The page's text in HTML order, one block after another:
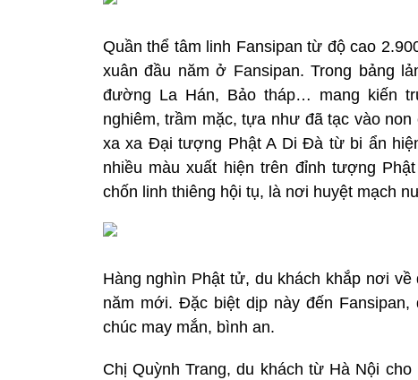
Quần thể tâm linh Fansipan từ độ cao
xuân đầu năm ở Fansipan. Trong bảng
đường La Hán, Bảo tháp… mang kiến
nghiêm, trầm mặc, tựa như đã tạc vào
xa xa Đại tượng Phật A Di Đà từ bi ẩn
nhiều màu xuất hiện trên đỉnh tượng
chốn linh thiêng hội tụ, là nơi huyệt mạch
Hàng nghìn Phật tử, du khách khắp nơi
năm mới. Đặc biệt dịp này đến
chúc may mắn, bình an.
Chị Quỳnh Trang, du khách từ Hà Nội